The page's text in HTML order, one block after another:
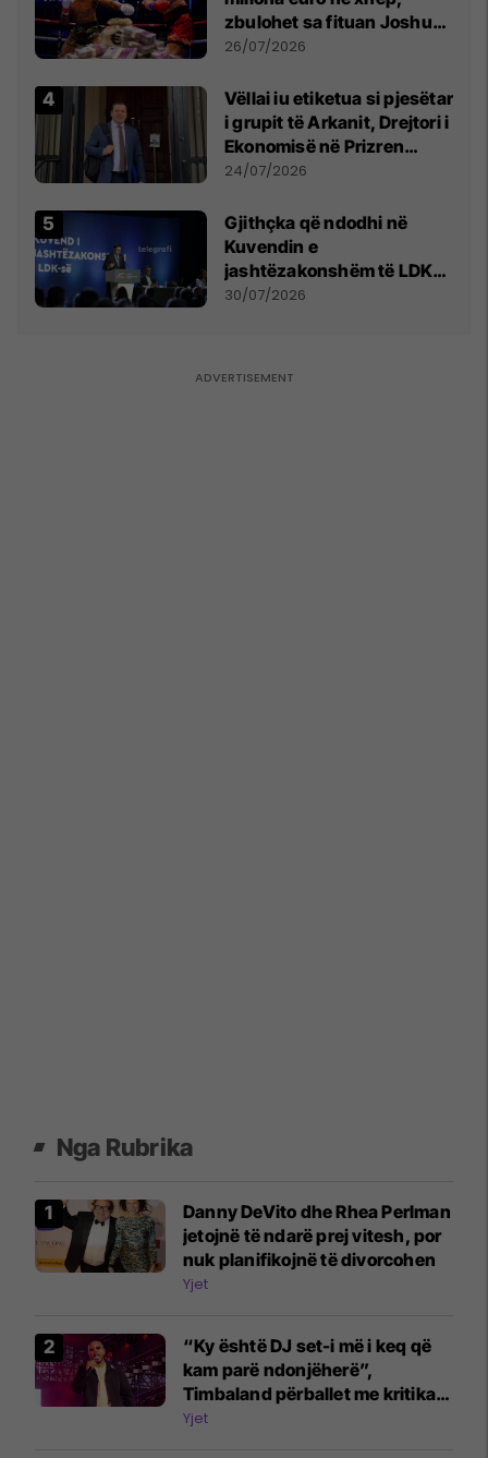
zbulohet sa fituan Joshua
e Prenga
26/07/2026
Vëllai iu etiketua si pjesëtar
i grupit të Arkanit, Drejtori i
Ekonomisë në Prizren
mohon pretendimet
24/07/2026
Gjithçka që ndodhi në
Kuvendin e
jashtëzakonshëm të LDK-
së
30/07/2026
Nga Rubrika
Danny DeVito dhe Rhea Perlman
jetojnë të ndarë prej vitesh, por
nuk planifikojnë të divorcohen
Yjet
“Ky është DJ set-i më i keq që
kam parë ndonjëherë”,
Timbaland përballet me kritika
për performancat në festivalet
Yjet